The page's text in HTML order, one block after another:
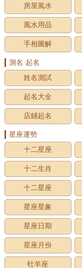
房屋風水
風水用品
手相圖解
測名·起名
姓名測試
起名大全
店鋪起名
星座運勢
十二星座
十二生肖
十二星座
星座星象
星座日期
星座月份
牡羊座